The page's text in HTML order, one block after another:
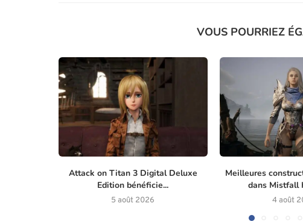
VOUS POURRIEZ
Attack on Titan 3 Digital Deluxe
Edition bénéficie...
5 août 2026
Meilleures
dans Mistfall
4 août